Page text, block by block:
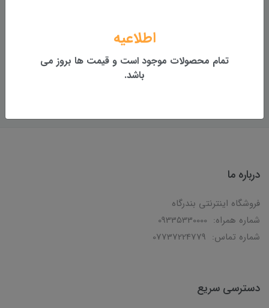
اتو بخار تفال مدل FV3951
اطلاعیه
تمام محصولات موجود است و قیمت ها بروز می
باشد.
درباره ما
فروشگاه اینترنتی بندرگاه
شماره همراه: 09335330000
شماره تماس: 07737224779
دسترسی سریع